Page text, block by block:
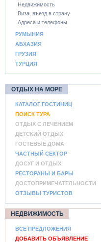
Недвижимость
Виза, въезд в страну
Адреса и телефоны
РУМЫНИЯ
АБХАЗИЯ
ГРУЗИЯ
ТУРЦИЯ
ОТДЫХ НА МОРЕ
КАТАЛОГ ГОСТИНИЦ
ПОИСК ТУРА
ОТДЫХ С ЛЕЧЕНИЕМ
ДЕТСКИЙ ОТДЫХ
ГОСТЕВЫЕ ДОМА
ЧАСТНЫЙ СЕКТОР
ДОСУГ И ОТДЫХ
РЕСТОРАНЫ И БАРЫ
ДОСТОПРИМЕЧАТЕЛЬНОСТИ
ОТЗЫВЫ ТУРИСТОВ
НЕДВИЖИМОСТЬ
ВСЕ ПРЕДЛОЖЕНИЯ
ДОБАВИТЬ ОБЪЯВЛЕНИЕ